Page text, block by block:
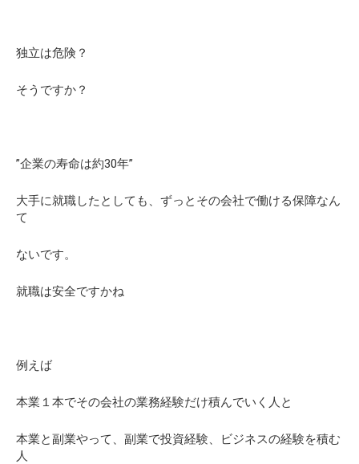
独立は危険？
そうですか？
”企業の寿命は約30年”
大手に就職したとしても、ずっとその会社で働ける保障なん
て
ないです。
就職は安全ですかね
例えば
本業１本でその会社の業務経験だけ積んでいく人と
本業と副業やって、副業で投資経験、ビジネスの経験を積む
人